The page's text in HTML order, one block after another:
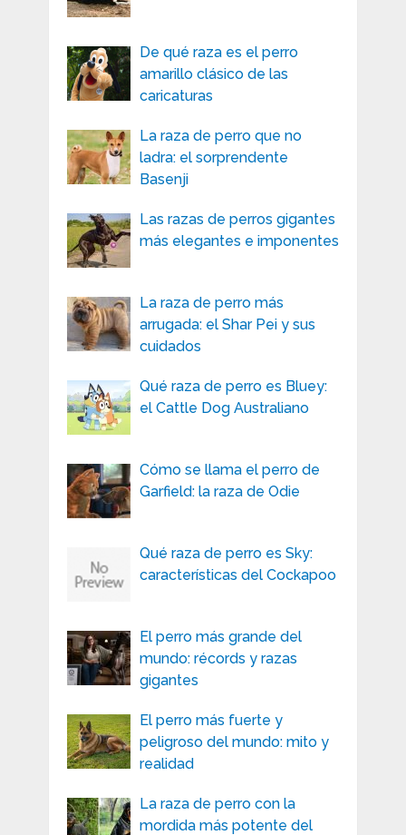
De qué raza es el perro
amarillo clásico de las
caricaturas
La raza de perro que no
ladra: el sorprendente
Basenji
Las razas de perros gigantes
más elegantes e imponentes
La raza de perro más
arrugada: el Shar Pei y sus
cuidados
Qué raza de perro es Bluey:
el Cattle Dog Australiano
Cómo se llama el perro de
Garfield: la raza de Odie
Qué raza de perro es Sky:
características del Cockapoo
El perro más grande del
mundo: récords y razas
gigantes
El perro más fuerte y
peligroso del mundo: mito y
realidad
La raza de perro con la
mordida más potente del